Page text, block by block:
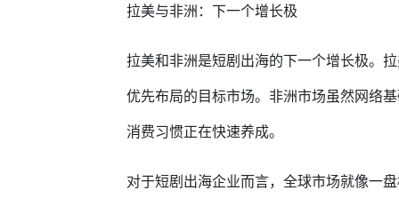
拉美与非洲：下一个增长极
拉美和非洲是短剧出海的下一个增长极。
优先布局的目标市场。非洲市场虽然网络
消费习惯正在快速养成。
对于短剧出海企业而言，全球市场就像一